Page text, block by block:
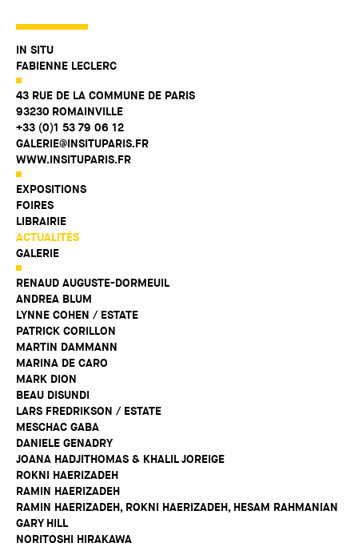
IN SITU
FABIENNE LECLERC
43 RUE DE LA COMMUNE DE PARIS
93230 ROMAINVILLE
+33 (0)1 53 79 06 12
GALERIE@INSITUPARIS.FR
WWW.INSITUPARIS.FR
EXPOSITIONS
FOIRES
LIBRAIRIE
ACTUALITÉS
GALERIE
RENAUD AUGUSTE-DORMEUIL
ANDREA BLUM
LYNNE COHEN / ESTATE
PATRICK CORILLON
MARTIN DAMMANN
MARINA DE CARO
MARK DION
BEAU DISUNDI
LARS FREDRIKSON / ESTATE
MESCHAC GABA
DANIELE GENADRY
JOANA HADJITHOMAS & KHALIL JOREIGE
ROKNI HAERIZADEH
RAMIN HAERIZADEH
RAMIN HAERIZADEH, ROKNI HAERIZADEH, HESAM RAHMANIAN
GARY HILL
NORITOSHI HIRAKAWA